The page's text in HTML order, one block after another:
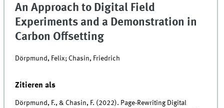
An Approach to Digital Field
Experiments and a Demonstration in
Carbon Offsetting
Dörpmund, Felix; Chasin, Friedrich
Zitieren als
Dörpmund, F., & Chasin, F. (2022). Page-Rewriting Digital